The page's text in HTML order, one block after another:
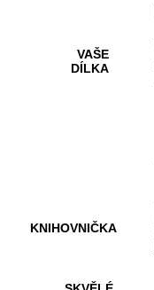
VAŠE
DÍLKA
KNIHOVNIČKA